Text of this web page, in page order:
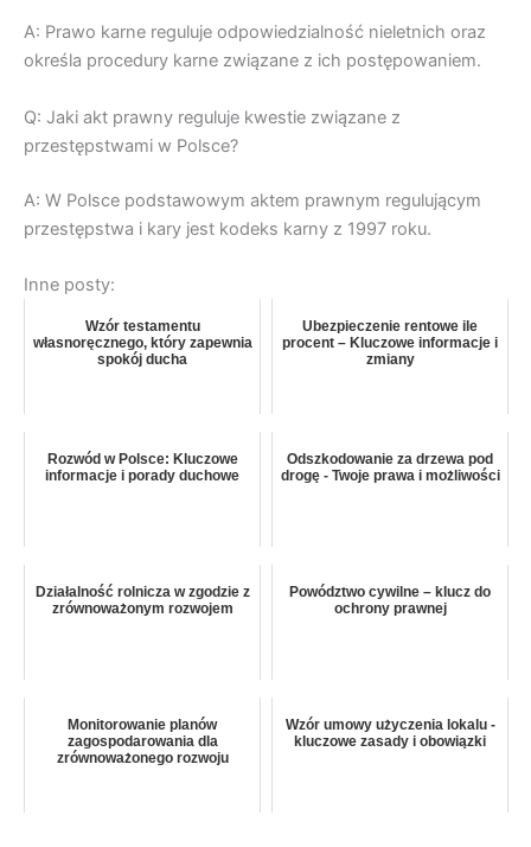
A: Prawo karne reguluje odpowiedzialność nieletnich oraz
określa procedury karne związane z ich postępowaniem.
Q: Jaki akt prawny reguluje kwestie związane z
przestępstwami w Polsce?
A: W Polsce podstawowym aktem prawnym regulującym
przestępstwa i kary jest kodeks karny z 1997 roku.
Inne posty:
Wzór testamentu
własnoręcznego, który zapewnia
spokój ducha
Ubezpieczenie rentowe ile
procent – Kluczowe informacje i
zmiany
Rozwód w Polsce: Kluczowe
informacje i porady duchowe
Odszkodowanie za drzewa pod
drogę - Twoje prawa i możliwości
Działalność rolnicza w zgodzie z
zrównoważonym rozwojem
Powództwo cywilne – klucz do
ochrony prawnej
Monitorowanie planów
zagospodarowania dla
zrównoważonego rozwoju
Wzór umowy użyczenia lokalu -
kluczowe zasady i obowiązki